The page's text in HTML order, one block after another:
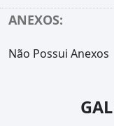
ANEXOS:
Não Possui Anexos